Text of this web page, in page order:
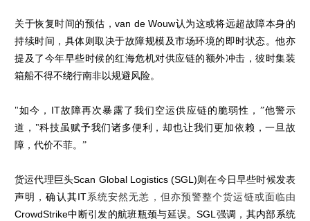
关于恢复时间的预估，van de Wouw认为这或将远超故障本身的
持续时间，具体则取决于故障规模及市场环境的即时状态。他亦
提及了今年早些时候的红海危机对供应链的额外冲击，彼时集装
箱船不得不绕行南非以规避风险。
"如今， IT故障再次暴露了我们空运供应链的脆弱性，”他警示
道，"科技虽赋予我们诸多便利，却也让我们更加依赖，一旦故
障，代价不菲。”
货运代理巨头Scan Global Logistics (SGL)则在今日早些时候发表
声明，确认其 IT系统安然无恙，但亦预警整个货运链或面临由
CrowdStrike中断引发的航班瓶颈与延误。SGL强调，其内部系统